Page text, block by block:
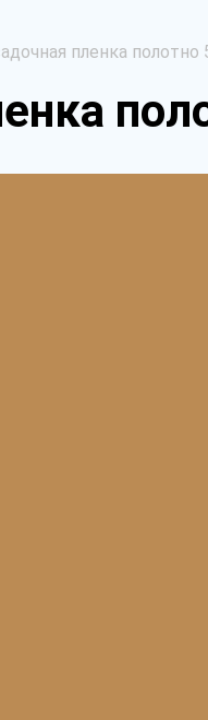
пленка